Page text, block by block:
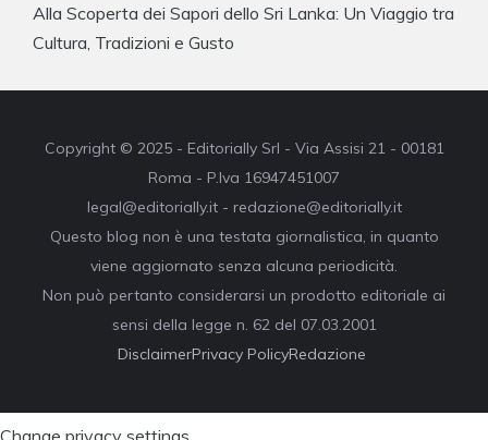
Alla Scoperta dei Sapori dello Sri Lanka: Un Viaggio tra
Cultura, Tradizioni e Gusto
Copyright © 2025 - Editorially Srl - Via Assisi 21 - 00181
Roma - P.Iva 16947451007
legal@editorially.it - redazione@editorially.it
Questo blog non è una testata giornalistica, in quanto
viene aggiornato senza alcuna periodicità.
Non può pertanto considerarsi un prodotto editoriale ai
sensi della legge n. 62 del 07.03.2001
DisclaimerPrivacy PolicyRedazione
Change privacy settings